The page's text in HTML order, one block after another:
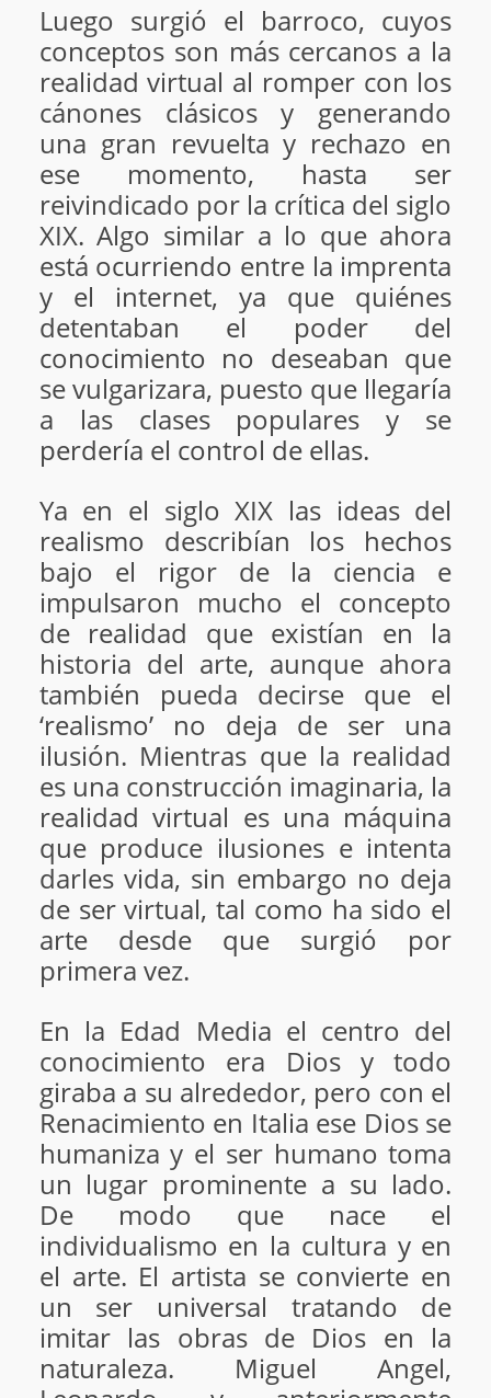
Luego surgió el barroco, cuyos
conceptos son más cercanos a la
realidad virtual al romper con los
cánones clásicos y generando
una gran revuelta y rechazo en
ese momento, hasta ser
reivindicado por la crítica del siglo
XIX. Algo similar a lo que ahora
está ocurriendo entre la imprenta
y el internet, ya que quiénes
detentaban el poder del
conocimiento no deseaban que
se vulgarizara, puesto que llegaría
a las clases populares y se
perdería el control de ellas.
Ya en el siglo XIX las ideas del
realismo describían los hechos
bajo el rigor de la ciencia e
impulsaron mucho el concepto
de realidad que existían en la
historia del arte, aunque ahora
también pueda decirse que el
‘realismo’ no deja de ser una
ilusión. Mientras que la realidad
es una construcción imaginaria, la
realidad virtual es una máquina
que produce ilusiones e intenta
darles vida, sin embargo no deja
de ser virtual, tal como ha sido el
arte desde que surgió por
primera vez.
En la Edad Media el centro del
conocimiento era Dios y todo
giraba a su alrededor, pero con el
Renacimiento en Italia ese Dios se
humaniza y el ser humano toma
un lugar prominente a su lado.
De modo que nace el
individualismo en la cultura y en
el arte. El artista se convierte en
un ser universal tratando de
imitar las obras de Dios en la
naturaleza. Miguel Angel,